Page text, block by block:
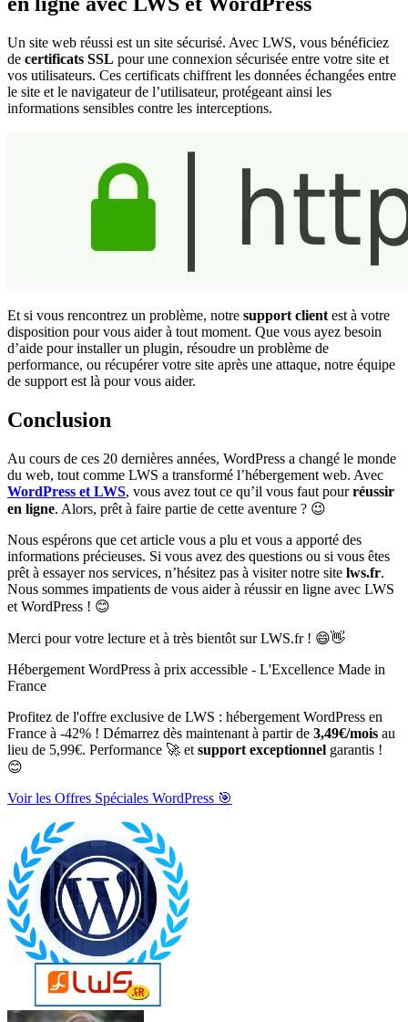
Un site web réussi est un site sécurisé. Avec LWS, vous bénéficiez
de certificats SSL pour une connexion sécurisée entre votre site et
vos utilisateurs. Ces certificats chiffrent les données échangées entre
le site et le navigateur de l’utilisateur, protégeant ainsi les
informations sensibles contre les interceptions.
Et si vous rencontrez un problème, notre support client est à votre
disposition pour vous aider à tout moment. Que vous ayez besoin
d’aide pour installer un plugin, résoudre un problème de
performance, ou récupérer votre site après une attaque, notre équipe
de support est là pour vous aider.
Conclusion
Au cours de ces 20 dernières années, WordPress a changé le monde
du web, tout comme LWS a transformé l’hébergement web. Avec
WordPress et LWS, vous avez tout ce qu’il vous faut pourréussir
en ligne. Alors, prêt à faire partie de cette aventure ? 😉
Nous espérons que cet article vous a plu et vous a apporté des
informations précieuses. Si vous avez des questions ou si vous êtes
prêt à essayer nos services, n’hésitez pas à visiter notre site lws.fr.
Nous sommes impatients de vous aider à réussir en ligne avec LWS
et WordPress ! 😊
Merci pour votre lecture et à très bientôt sur LWS.fr ! 😄👋
Hébergement WordPress à prix accessible - L'Excellence Made in
France
Profitez de l'offre exclusive de LWS : hébergement WordPress en
France à -42% ! Démarrez dès maintenant à partir de 3,49€/mois au
lieu de 5,99€. Performance 🚀 et support exceptionnel garantis !
😊
Voir les Offres Spéciales WordPress 🎯